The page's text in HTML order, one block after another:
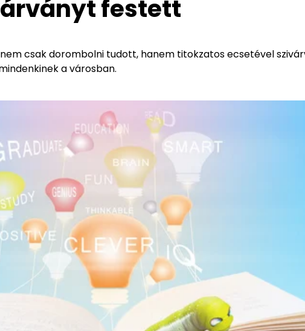
festett
csak dorombolni tudott, hanem titokzatos ecsetével
a városban.